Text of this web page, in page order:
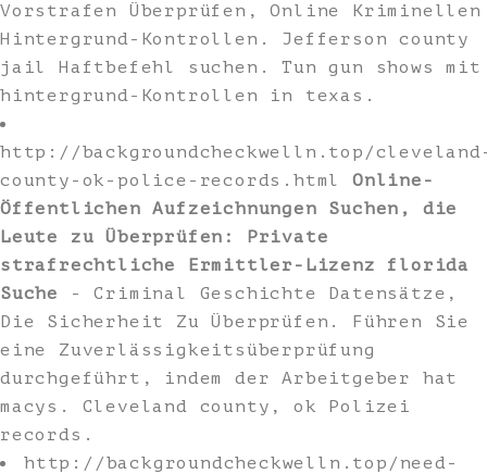
Vorstrafen Überprüfen, Online Kriminellen
Hintergrund-Kontrollen. Jefferson county
jail Haftbefehl suchen. Tun gun shows mit
hintergrund-Kontrollen in texas.
http://backgroundcheckwelln.top/
county-ok-police-records.html Online-
Öffentlichen Aufzeichnungen Suchen, die
Leute zu Überprüfen: Private
strafrechtliche Ermittler-Lizenz florida
Suche
- Criminal Geschichte Datensätze,
Die Sicherheit Zu Überprüfen. Führen Sie
eine Zuverlässigkeitsüberprüfung
durchgeführt, indem der Arbeitgeber hat
macys. Cleveland county, ok Polizei
records.
http://backgroundcheckwelln.top/need-